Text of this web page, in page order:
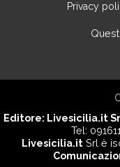
Privacy
Editore: Livesicilia.it
Tel:
Livesicilia.it Srl è